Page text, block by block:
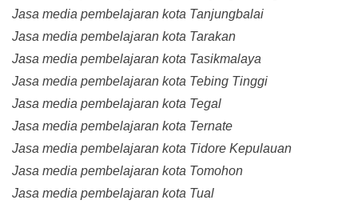
Jasa media pembelajaran kota Tanjungbalai
Jasa media pembelajaran kota Tarakan
Jasa media pembelajaran kota Tasikmalaya
Jasa media pembelajaran kota Tebing Tinggi
Jasa media pembelajaran kota Tegal
Jasa media pembelajaran kota Ternate
Jasa media pembelajaran kota Tidore Kepulauan
Jasa media pembelajaran kota Tomohon
Jasa media pembelajaran kota Tual